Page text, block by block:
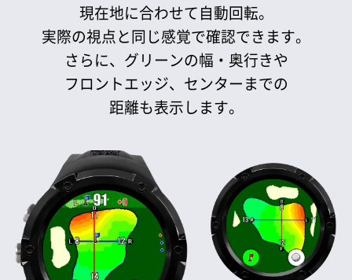
現在地に合わせて自動回転。
実際の視点と同じ感覚で確認できます。
さらに、グリーンの幅・奥行きや
フロントエッジ、センターまでの
距離も表示します。